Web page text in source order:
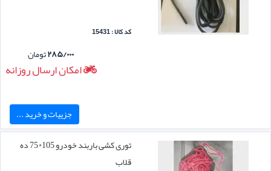
کد کالا : 15431
۲۸۵/۰۰۰تومان
امکان ارسال روزانه
جزییات و خرید ...
توری کشی باربند خودرو 105*75 ده
قلاب